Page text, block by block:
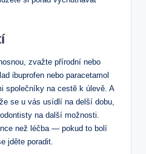
zvažte přírodní nebo
ibuprofen nebo paracetamol
společníky na cestě k úlevě. A
se u vás usídlí na delší dobu,
na další možnosti.
než léčba — pokud to bolí
jděte poradit.